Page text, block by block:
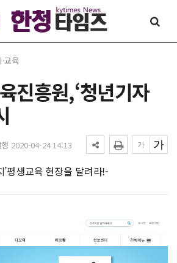
교육
진흥원,‘청년기자
행 2020-04-24 14:13
’평생교육 현장을 달려라!-